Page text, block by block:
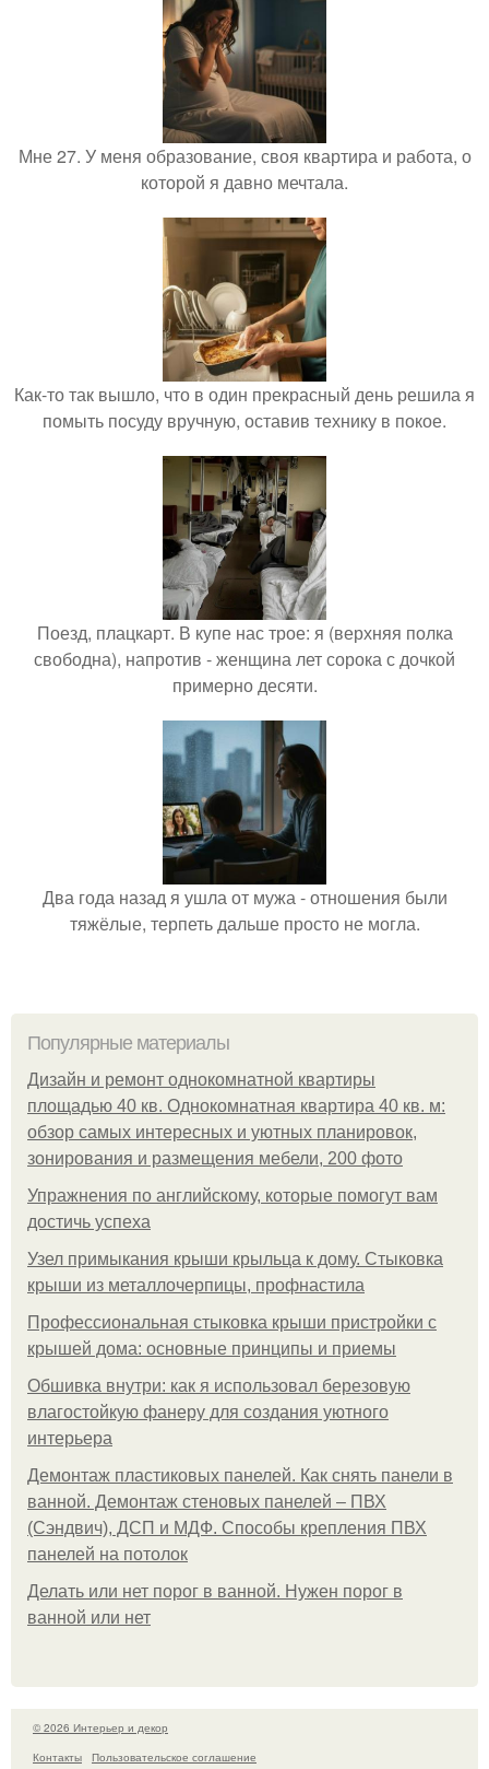
Мне 27. У меня образование, своя квартира и работа, о
которой я давно мечтала.
Как-то так вышло, что в один прекрасный день решила я
помыть посуду вручную, оставив технику в покое.
Поезд, плацкарт. В купе нас трое: я (верхняя полка
свободна), напротив - женщина лет сорока с дочкой
примерно десяти.
Два года назад я ушла от мужа - отношения были
тяжёлые, терпеть дальше просто не могла.
Популярные материалы
Дизайн и ремонт однокомнатной квартиры
площадью 40 кв. Однокомнатная квартира 40 кв. м:
обзор самых интересных и уютных планировок,
зонирования и размещения мебели, 200 фото
Упражнения по английскому, которые помогут вам
достичь успеха
Узел примыкания крыши крыльца к дому. Стыковка
крыши из металлочерпицы, профнастила
Профессиональная стыковка крыши пристройки с
крышей дома: основные принципы и приемы
Обшивка внутри: как я использовал березовую
влагостойкую фанеру для создания уютного
интерьера
Демонтаж пластиковых панелей. Как снять панели в
ванной. Демонтаж стеновых панелей – ПВХ
(Сэндвич), ДСП и МДФ. Способы крепления ПВХ
панелей на потолок
Делать или нет порог в ванной. Нужен порог в
ванной или нет
© 2026 Интерьер и декор
Контакты
Пользовательское соглашение